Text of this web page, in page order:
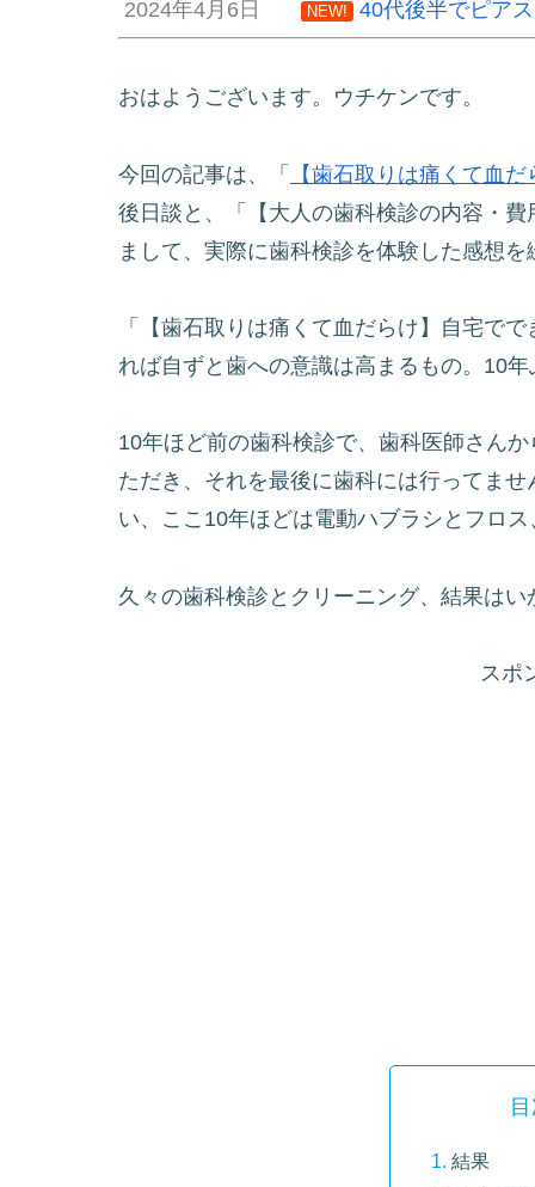
2024年4月6日 NEW! 40代後半でピア
おはようございます。ウチケンです。
今回の記事は、「
【歯石取りは痛くて血
後日談と、「【大人の歯科検診の内容・
まして、実際に歯科検診を体験した感想
「【歯石取りは痛くて血だらけ】自宅で
れば自ずと歯への意識は高まるもの。10
10年ほど前の歯科検診で、歯科医師さん
ただき、それを最後に歯科には行ってま
い、ここ10年ほどは電動ハブラシとフロ
久々の歯科検診とクリーニング、結果は
スポ
結果